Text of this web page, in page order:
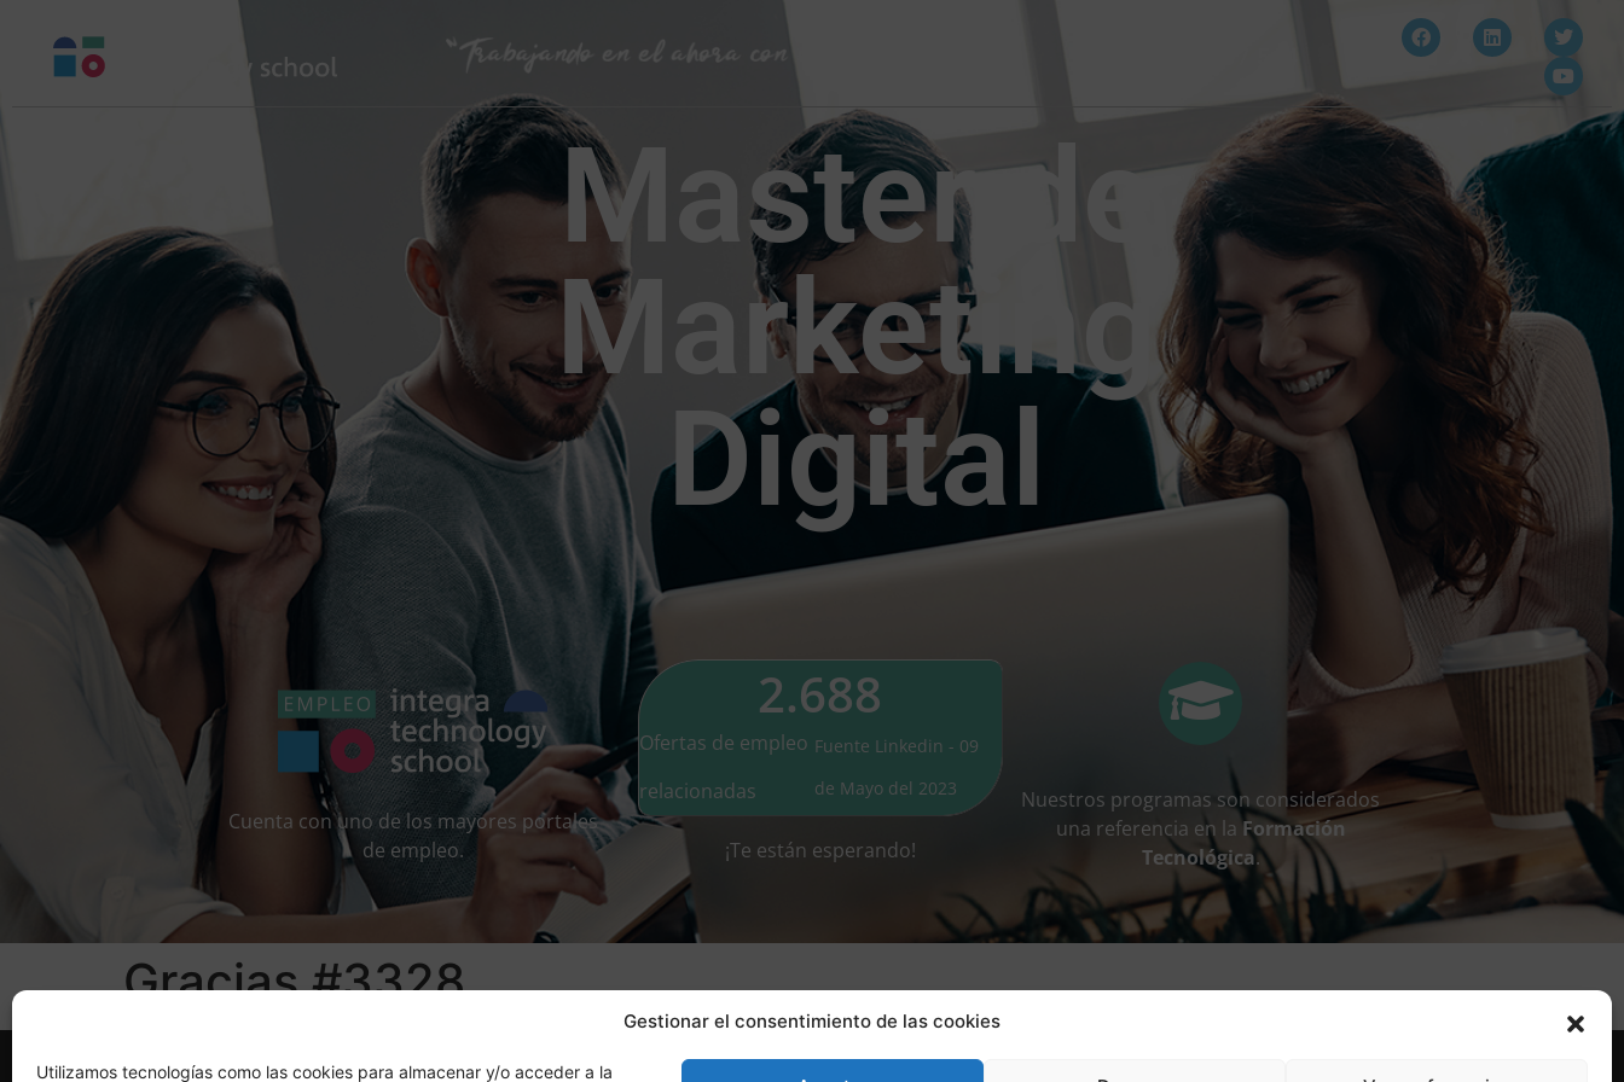
Gestionar el consentimiento de las cookies
Utilizamos tecnologías como las cookies para almacenar y/o acceder a la
Master de
Marketing
Digital
Cuenta con uno de los mayores portales
de empleo.
Ofertas de empleo
relacionadas
Fuente Linkedin - 09
de Mayo del 2023
2.688
¡Te están esperando!
Nuestros programas son considerados
una referencia en la Formación
Tecnológica.
Gracias #3328